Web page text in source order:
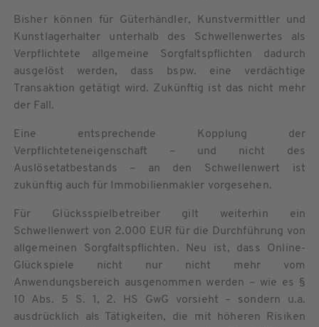
Bisher können für Güterhändler, Kunstvermittler und
Kunstlagerhalter unterhalb des Schwellenwertes als
Verpflichtete allgemeine Sorgfaltspflichten dadurch
ausgelöst werden, dass bspw. eine verdächtige
Transaktion getätigt wird. Zukünftig ist das nicht mehr
der Fall.
Eine entsprechende Kopplung der
Verpflichteteneigenschaft – und nicht des
Auslösetatbestands – an den Schwellenwert ist
zukünftig auch für Immobilienmakler vorgesehen.
Für Glücksspielbetreiber gilt weiterhin ein
Schwellenwert von 2.000 EUR für die Durchführung von
allgemeinen Sorgfaltspflichten. Neu ist, dass Online-
Glückspiele nicht nur nicht mehr vom
Anwendungsbereich ausgenommen werden – wie es §
10 Abs. 5 S. 1, 2. HS GwG vorsieht – sondern u.a.
ausdrücklich als Tätigkeiten, die mit höheren Risiken